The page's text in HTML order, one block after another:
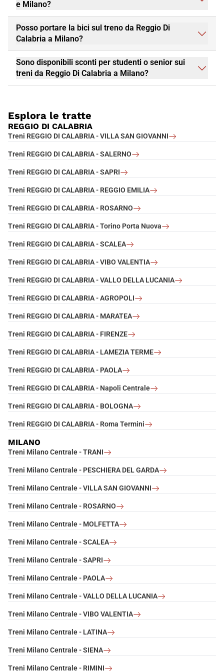
e Milano?
Posso portare la bici sul treno da Reggio Di
Calabria a Milano?
Sono disponibili sconti per studenti o senior sui
treni da Reggio Di Calabria a Milano?
Esplora le tratte
REGGIO DI CALABRIA
Treni REGGIO DI CALABRIA - VILLA SAN GIOVANNI
Treni REGGIO DI CALABRIA - SALERNO
Treni REGGIO DI CALABRIA - SAPRI
Treni REGGIO DI CALABRIA - REGGIO EMILIA
Treni REGGIO DI CALABRIA - ROSARNO
Treni REGGIO DI CALABRIA - Torino Porta Nuova
Treni REGGIO DI CALABRIA - SCALEA
Treni REGGIO DI CALABRIA - VIBO VALENTIA
Treni REGGIO DI CALABRIA - VALLO DELLA LUCANIA
Treni REGGIO DI CALABRIA - AGROPOLI
Treni REGGIO DI CALABRIA - MARATEA
Treni REGGIO DI CALABRIA - FIRENZE
Treni REGGIO DI CALABRIA - LAMEZIA TERME
Treni REGGIO DI CALABRIA - PAOLA
Treni REGGIO DI CALABRIA - Napoli Centrale
Treni REGGIO DI CALABRIA - BOLOGNA
Treni REGGIO DI CALABRIA - Roma Termini
MILANO
Treni Milano Centrale - TRANI
Treni Milano Centrale - PESCHIERA DEL GARDA
Treni Milano Centrale - VILLA SAN GIOVANNI
Treni Milano Centrale - ROSARNO
Treni Milano Centrale - MOLFETTA
Treni Milano Centrale - SCALEA
Treni Milano Centrale - SAPRI
Treni Milano Centrale - PAOLA
Treni Milano Centrale - VALLO DELLA LUCANIA
Treni Milano Centrale - VIBO VALENTIA
Treni Milano Centrale - LATINA
Treni Milano Centrale - SIENA
Treni Milano Centrale - RIMINI